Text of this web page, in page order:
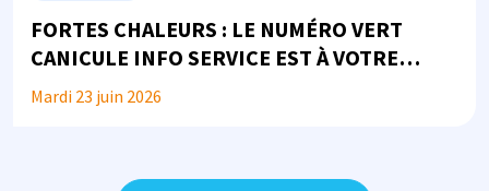
FORTES CHALEURS : LE NUMÉRO VERT
CANICULE INFO SERVICE EST À VOTRE
DISPOSITION
Mardi 23 juin 2026